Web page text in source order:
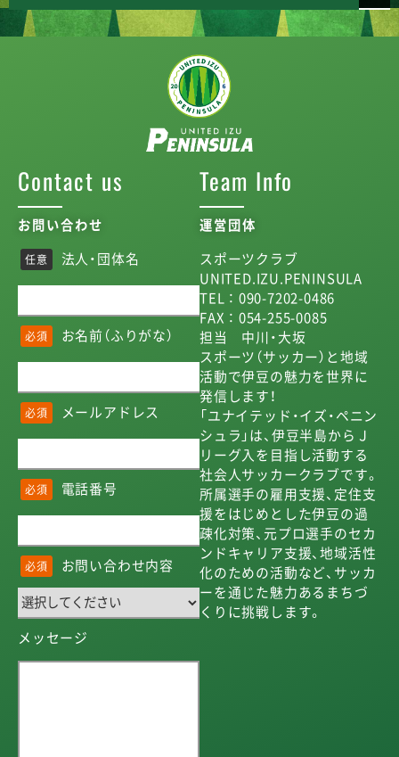
Contact us
お問い合わせ
任意 法人・団体名
必須 お名前（ふりがな）
必須 メールアドレス
必須 電話番号
必須 お問い合わせ内容
メッセージ
Team Info
運営団体
スポーツクラブ
UNITED.IZU.PENINSULA
TEL ： 090-7202-0486
FAX ： 054-255-0085
担当 中川・大坂
スポーツ（サッカー）と地域
活動で伊豆の魅力を世界に
発信します！
「ユナイテッド・イズ・ペニン
シュラ」は、伊豆半島からＪ
リーグ入を目指し活動する
社会人サッカークラブです。
所属選手の雇用支援、定住支
援をはじめとした伊豆の過
疎化対策、元プロ選手のセカ
ンドキャリア支援、地域活性
化のための活動など、サッカ
ーを通じた魅力あるまちづ
くりに挑戦します。